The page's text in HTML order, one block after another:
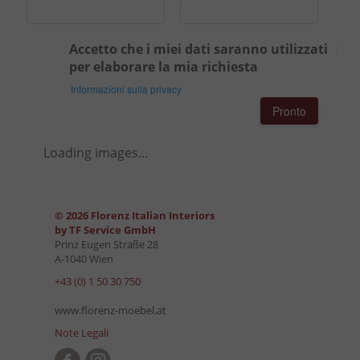
Accetto che i miei dati saranno utilizzati
per elaborare la mia richiesta
Informazioni sulla privacy
Pronto
Loading images...
© 2026 Florenz Italian Interiors
by TF Service GmbH
Prinz Eugen Straße 28
A-1040 Wien
+43 (0) 1 50 30 750
www.florenz-moebel.at
Note Legali